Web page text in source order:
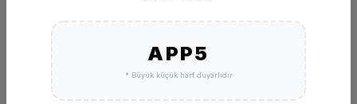
DEĞERLENDIRMELER
Bu ürünü satın alan müşterilerimizin görüşleri ve deneyimleri.
APP5
* Büyük küçük harf duyarlıdır